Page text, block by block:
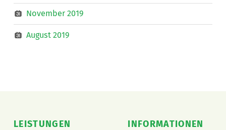
November 2019
August 2019
LEISTUNGEN INFORMATIONEN